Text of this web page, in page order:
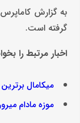
گرفته است.
اخبار مرتبط را
میکامال
موزه مادام